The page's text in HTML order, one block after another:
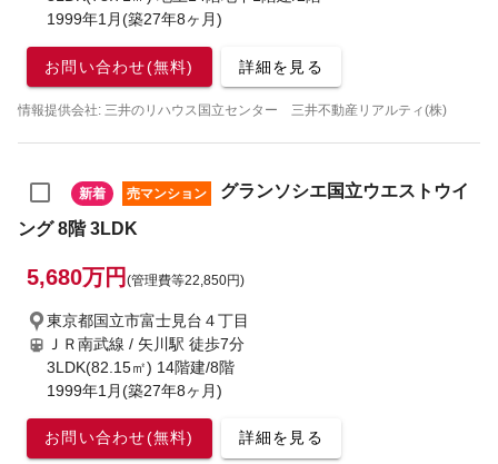
1999年1月(築27年8ヶ月)
お問い合わせ(無料) 詳細を見る
情報提供会社: 三井のリハウス国立センター 三井不動産リアルティ(株)
新着 売マンション
グランソシエ国立ウエストウイ
ング 8階 3LDK
5,680万円 (管理費等22,850円)
東京都国立市富士見台４丁目
ＪＲ南武線 / 矢川駅 徒歩7分
3LDK(82.15㎡) 14階建/8階
1999年1月(築27年8ヶ月)
お問い合わせ(無料) 詳細を見る